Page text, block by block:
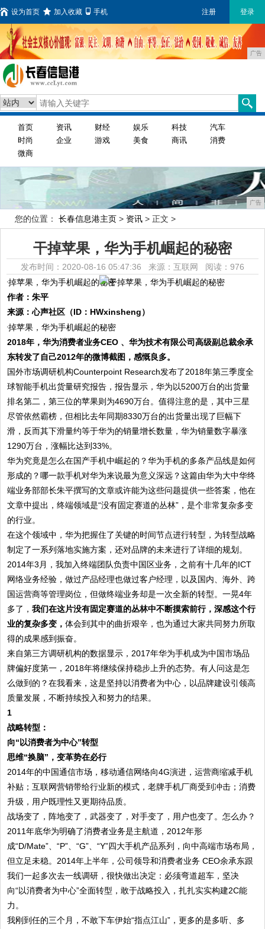
设为首页 加入收藏 手机 注册 登录
广告
首页 资讯 财经 娱乐 科技
汽车
时尚
企业 游戏 美食 商讯
消费
微商
广告
您的位置： 长春信息港主页 > 资讯 > 正文 >
干掉苹果，华为手机崛起的秘密
发布时间：2020-08-16 05:47:36 来源：互联网 阅读：976
作者：朱平
来源：心声社区（ID：HWxinsheng）
2018年，华为消费者业务CEO 、华为技术有限公司高级副总裁余承
东转发了自己2012年的微博截图，感慨良多。
国外市场调研机构Counterpoint Research发布了2018年第三季度全
球智能手机出货量研究报告，报告显示，华为以5200万台的出货量
排名第二，第三位的苹果则为4690万台。值得注意的是，其中三星
尽管依然霸榜，但相比去年同期8330万台的出货量出现了巨幅下
滑，反而其下滑量约等于华为的销量增长数量，华为销量数字暴涨
1290万台，涨幅比达到33%。
华为究竟是怎么在国产手机中崛起的？华为手机的多条产品线是如何
形成的？哪一款手机对华为来说最为意义深远？这篇由华为大中华终
端业务部部长朱平撰写的文章或许能为这些问题提供一些答案，他在
文章中提出，终端领域是“没有固定赛道的丛林”，是个非常复杂多变
的行业。
在这个领域中，华为把握住了关键的时间节点进行转型，为转型战略
制定了一系列落地实施方案，还对品牌的未来进行了详细的规划。
2014年3月，我加入终端团队负责中国区业务，之前有十几年的ICT
网络业务经验，做过产品经理也做过客户经理，以及国内、海外、跨
国运营商等管理岗位，但做终端业务却是一次全新的转型。一晃4年
多了，我们在这片没有固定赛道的丛林中不断摸索前行，深感这个行
业的复杂多变，体会到其中的曲折艰辛，也为通过大家共同努力所取
得的成果感到振奋。
来自第三方调研机构的数据显示，2017年华为手机成为中国市场品
牌偏好度第一，2018年将继续保持稳步上升的态势。有人问这是怎
么做到的？在我看来，这是坚持以消费者为中心，以品牌建设引领高
质量发展，不断持续投入和努力的结果。
1
战略转型：
向“以消费者为中心”转型
思维“换脑”，变革势在必行
2014年的中国通信市场，移动通信网络向4G演进，运营商缩减手机
补贴；互联网营销带给行业新的模式，老牌手机厂商受到冲击；消费
升级，用户既理性又更期待品质。
战场变了，阵地变了，武器变了，对手变了，用户也变了。怎么办？
2011年底华为明确了消费者业务是主航道，2012年形
成“D/Mate”、“P”、“G”、“Y”四大手机产品系列，向中高端市场布局，
但立足未稳。2014年上半年，公司领导和消费者业务 CEO余承东跟
我们一起多次去一线调研，很快做出决定：必须弯道超车，坚决
向“以消费者为中心”全面转型，敢于战略投入，扎扎实实构建2C能
力。
我刚到任的三个月，不敢下车伊始“指点江山”，更多的是多听、多